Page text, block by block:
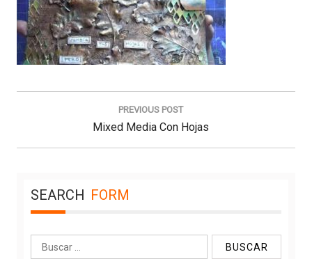
Navegación
PREVIOUS POST
Previous
Post:
Mixed Media Con Hojas
SEARCH FORM
Buscar: